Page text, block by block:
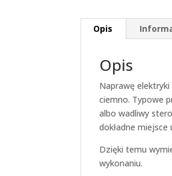
Opis
Opis
Naprawę
ciemno. Typowe
albo wadliwy
dokładne miejsce
Dzięki temu
wykonaniu.